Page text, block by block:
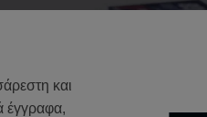
και
έγγραφα,